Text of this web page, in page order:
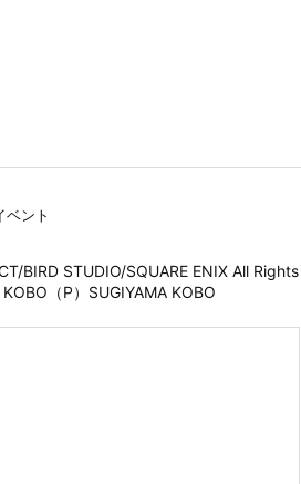
ベント
BIRD STUDIO/SQUARE ENIX All Rights
（P）SUGIYAMA KOBO